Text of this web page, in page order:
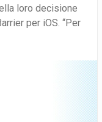
loro decisione
per iOS. “Per